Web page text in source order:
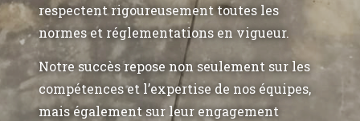
respectent rigoureusement toutes les
normes et réglementations en vigueur.
Notre succès repose non seulement sur les
compétences et l’expertise de nos équipes,
mais également sur leur engagement